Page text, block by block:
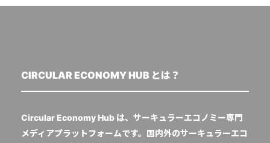
CIRCULAR ECONOMY HUB とは？
Circular Economy Hub は、サーキュラーエコノミー専門
メディアプラットフォームです。国内外のサーキュラーエコ